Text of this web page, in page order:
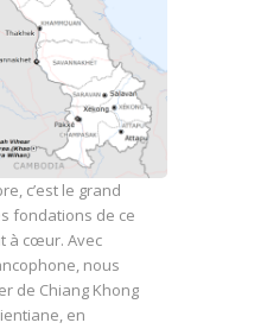
c’est le grand
fondations de ce
à cœur. Avec
nous
de Chiang Khong
en